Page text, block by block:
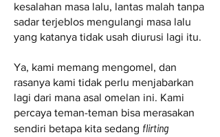
kesalahan masa lalu, lantas malah tanpa
sadar terjeblos mengulangi masa lalu
yang katanya tidak usah diurusi lagi itu.
Ya, kami memang mengomel, dan
rasanya kami tidak perlu menjabarkan
lagi dari mana asal omelan ini. Kami
percaya teman-teman bisa merasakan
sendiri betapa kita sedang flirting